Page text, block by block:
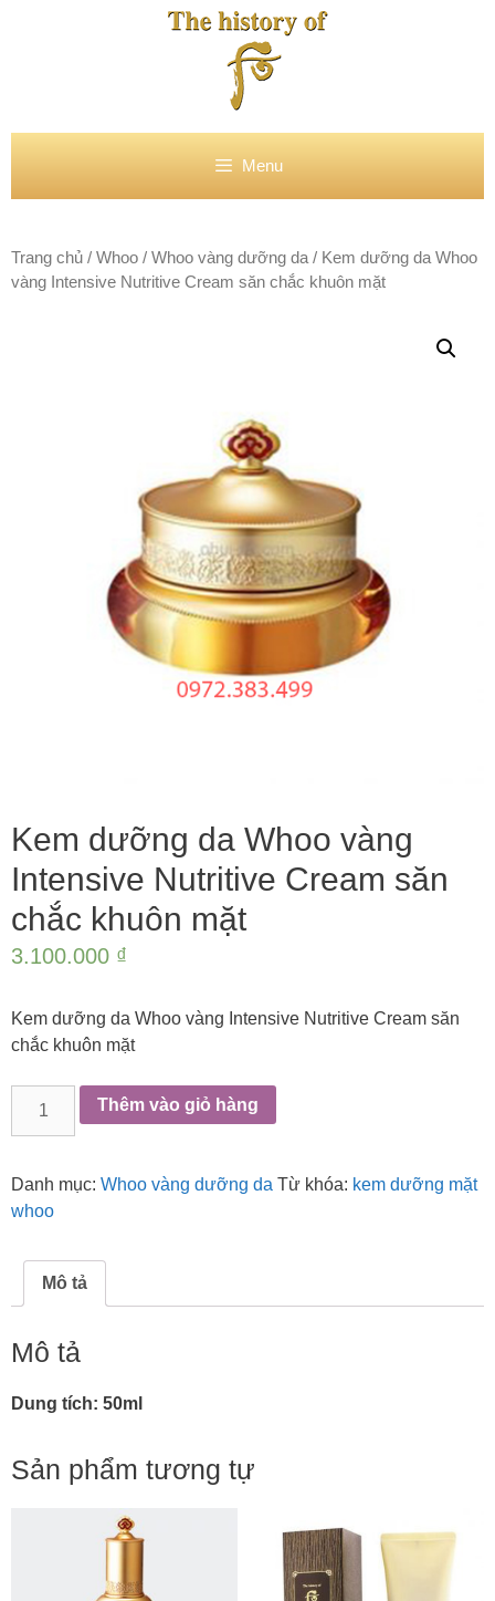
Menu
Trang chủ / Whoo / Whoo vàng dưỡng da / Kem dưỡng da Whoo
vàng Intensive Nutritive Cream săn chắc khuôn mặt
Kem dưỡng da Whoo vàng
Intensive Nutritive Cream săn
chắc khuôn mặt
3.100.000 ₫
Kem dưỡng da Whoo vàng Intensive Nutritive Cream săn
chắc khuôn mặt
Whoo
vàng
Nutritive
Cream
săn
khuôn
số
Thêm vào giỏ hàng
Danh mục: Whoo vàng dưỡng da Từ khóa: kem dưỡng mặt
whoo
Mô tả
Mô tả
Dung tích: 50ml
Sản phẩm tương tự